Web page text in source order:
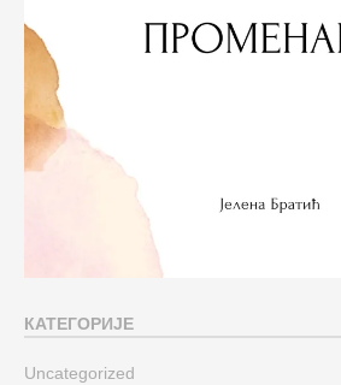
КАТЕГОРИЈЕ
Uncategorized